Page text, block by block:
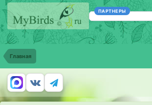
ПАРТНЕРЫ
Главная